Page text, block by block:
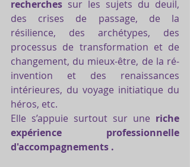
recherches sur les sujets du deuil,
des crises de passage, de la
résilience, des archétypes, des
processus de transformation et de
changement, du mieux-être, de la ré-
invention et des renaissances
intérieures, du voyage initiatique du
héros, etc.
Elle s’appuie surtout sur une riche
expérience professionnelle
d'accompagnements .